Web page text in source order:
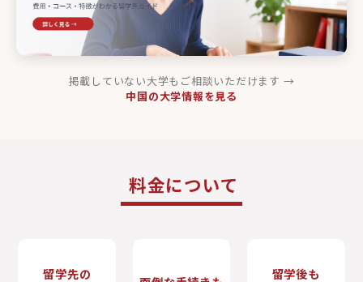
掲載していない大学もご相談いただけます →
中国の大学情報を見る
料金について
留学先の
留学後も